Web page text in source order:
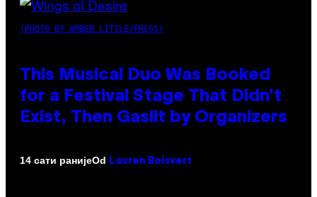
(PHOTO BY AMBER LITTLE/PRESS)
This Musical Duo Was Booked
for a Festival Stage That Didn’t
Exist, Then Gaslit by Organizers
14 сати ранијеOd Lauren Boisvert